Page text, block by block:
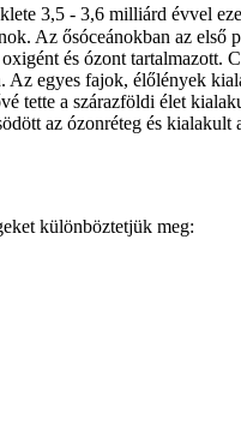
3,5 - 3,6 milliárd évvel
Az ősóceánokban az első
és ózont tartalmazott.
egyes fajok, élőlények
tette a szárazföldi élet
az ózonréteg és kialakult
különböztetjük meg: